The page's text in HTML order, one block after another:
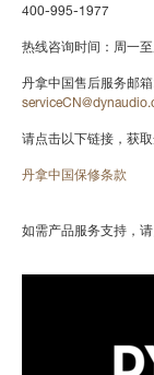
400-995-1977
热线咨询时间：周一
丹拿中国售后服务邮
请点击以下链接，获
丹拿中国保修条款
如需产品服务支持，请